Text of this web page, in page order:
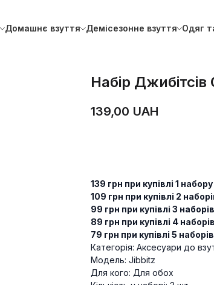
Домашнє взуття Демісезонне взуття Одяг
Набір
139,00 UAH
139 грн при купівлі 1 набору
109 грн при купівлі 2
99 грн при купівлі 3 наборів
89 грн при купівлі 4 наборів
79 грн при купівлі 5
Категорія: Аксесуари до
Модель: Jibbitz
Для кого: Для обох